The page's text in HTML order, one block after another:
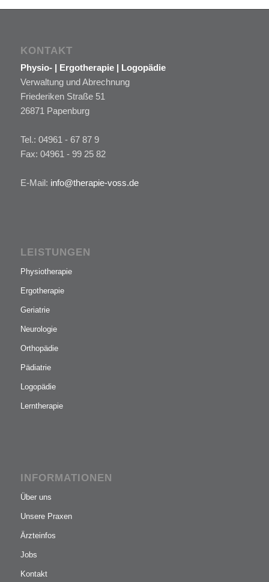
KONTAKT
Physio- | Ergotherapie | Logopädie
Verwaltung und Abrechnung
Friederiken Straße 51
26871 Papenburg
Tel.: 04961 - 67 87 9
Fax: 04961 - 99 25 82
E-Mail: info@therapie-voss.de
LEISTUNGEN
Physiotherapie
Ergotherapie
Geriatrie
Neurologie
Orthopädie
Pädiatrie
Logopädie
Lerntherapie
INFORMATIONEN
Über uns
Unsere Praxen
Ärzteinfos
Jobs
Kontakt